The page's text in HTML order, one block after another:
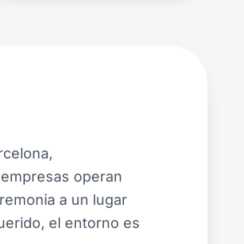
operan
a un lugar
el entorno es